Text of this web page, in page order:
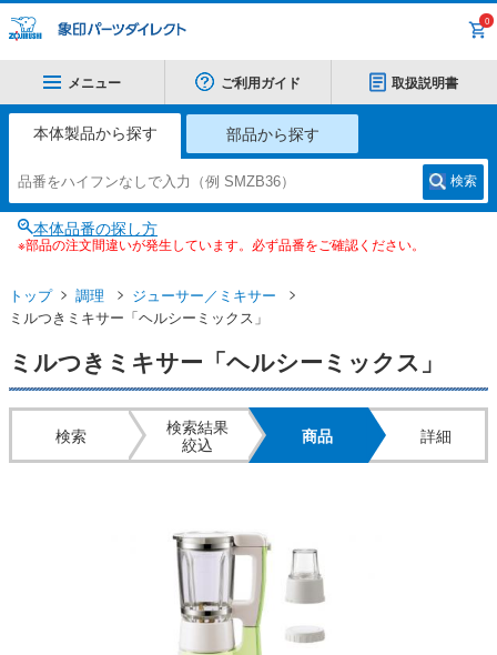
0
メニュー ご利用ガイド 取扱説明書
本体製品から探す 部品から探す
検索
本体品番の探し方
※部品の注文間違いが発生しています。必ず品番をご確認ください。
トップ 調理
ジューサー／ミキサー
ミルつきミキサー「ヘルシーミックス」
ミルつきミキサー「ヘルシーミックス」
検索
検索結果
絞込
商品 詳細